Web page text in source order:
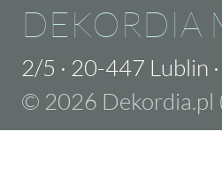
DEKORDIA
2/5 · 20-447 Lublin ·
© 2026 Dekordia.pl